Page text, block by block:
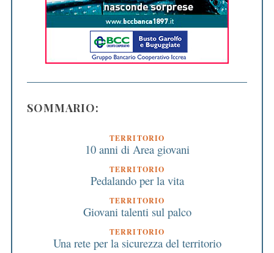
SOMMARIO:
TERRITORIO
10 anni di Area giovani
TERRITORIO
Pedalando per la vita
TERRITORIO
Giovani talenti sul palco
TERRITORIO
Una rete per la sicurezza del territorio